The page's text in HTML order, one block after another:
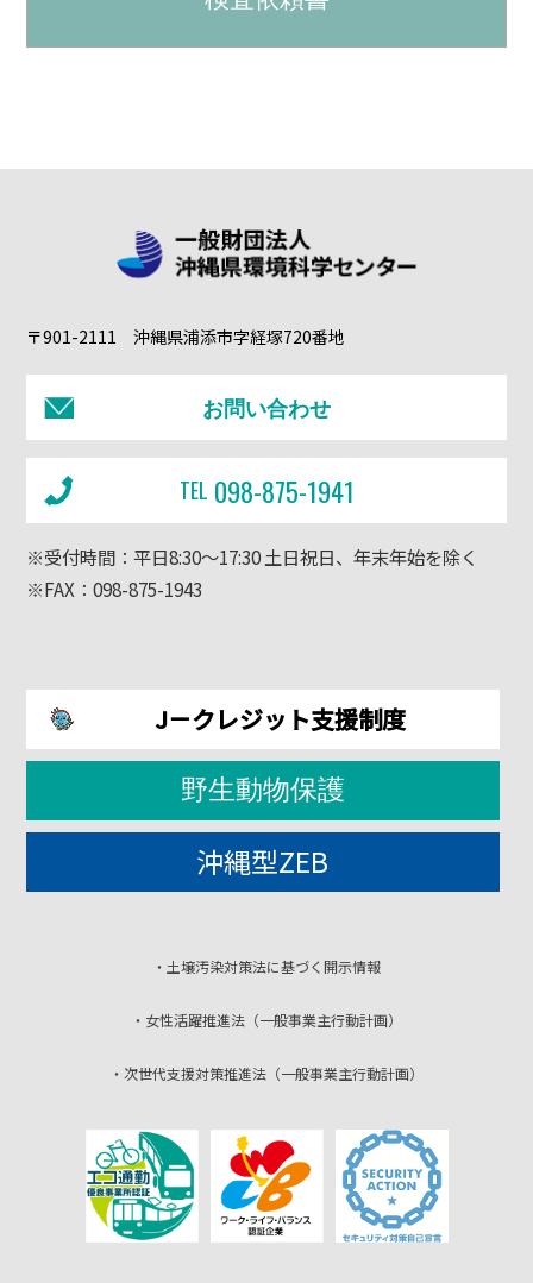
〒901-2111 沖縄県浦添市字経塚720番地
お問い合わせ
TEL 098-875-1941
※受付時間：平日8:30～17:30 土日祝日、年末年始を除く
※FAX：098-875-1943
J－クレジット支援制度
野生動物保護
沖縄型ZEB
・土壌汚染対策法に基づく開示情報
・女性活躍推進法（一般事業主行動計画）
・次世代支援対策推進法（一般事業主行動計画）